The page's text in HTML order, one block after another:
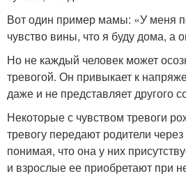
Вот один пример мамы: «У меня
чувство вины, что я буду дома, а
Но не каждый человек может
тревогой. Он привыкает к
даже и не представляет другого
Некоторые с чувством тревоги
тревогу передают родители
понимая, что она у них
и взрослые ее приобретают при